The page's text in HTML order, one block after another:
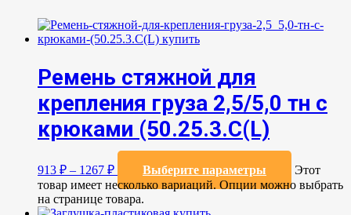
Ремень стяжной для
крепления груза 2,5/5,0 тн с
крюками (50.25.3.C(L)
913 ₽ – 1267 ₽ Выберите параметры
Этот
товар имеет несколько вариаций. Опции можно выбрать
на странице товара.